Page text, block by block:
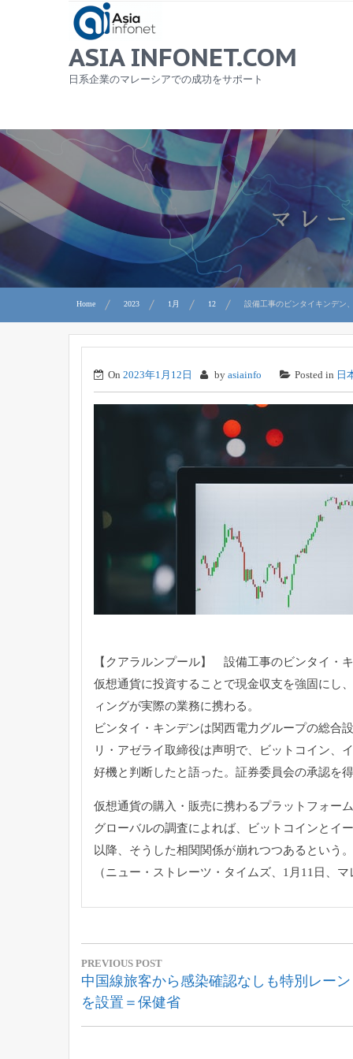
ASIA INFONET.COM
日系企業のマレーシアでの成功をサポート
Home 2023 1月 12 設備工事のビンタイキンデン
On 2023年1月12日 by asiainfo Posted in 日
【クアラルンプール】 設備工事のビンタイ・
仮想通貨に投資することで現金収支を強固にし
ィングが実際の業務に携わる。
ビンタイ・キンデンは関西電力グループの総合設
リ・ アゼライ取締役は声明で、ビットコイン、
好機と判断したと語った。 証券委員会の承認を
仮想通貨の購入・ 販売に携わるプラットフォー
グローバルの調査によれば、
ビットコインとイ
以降、そうした相関関係が崩れつつあるという。
（ニュー・ストレーツ・タイムズ、1月11日、マ
投
稿
ナ
PREVIOUS POST
Previous
Post:
中国線旅客から感染確認なしも特別レーン
を設置＝保健省